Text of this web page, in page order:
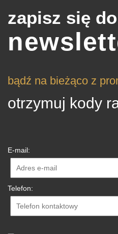
zapisz się do
bądź na bieżąco z
otrzymuj kody
E-mail:
Telefon: